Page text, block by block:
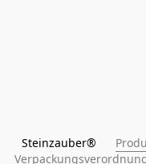
Steinzauber®